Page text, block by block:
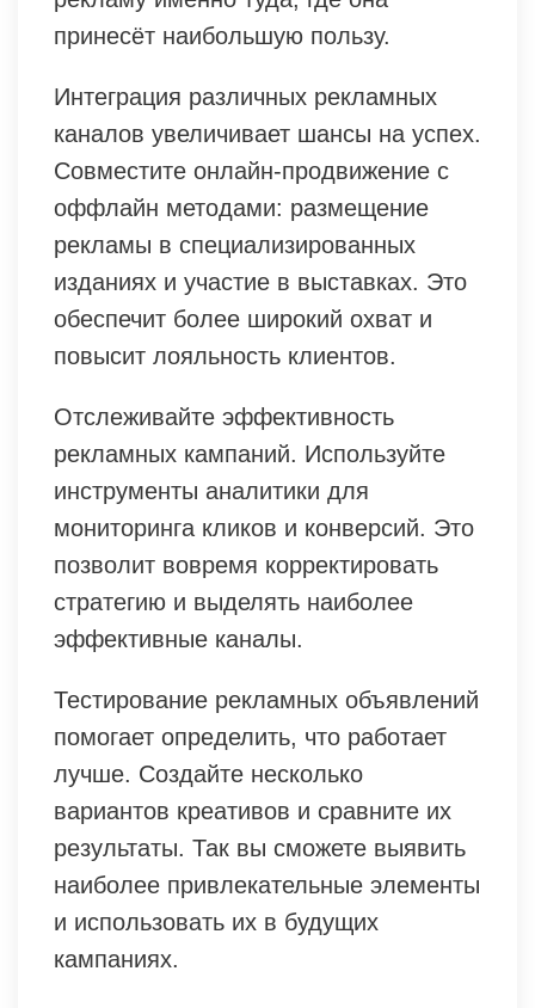
принесёт наибольшую пользу.
Интеграция различных рекламных
каналов увеличивает шансы на успех.
Совместите онлайн-продвижение с
оффлайн методами: размещение
рекламы в специализированных
изданиях и участие в выставках. Это
обеспечит более широкий охват и
повысит лояльность клиентов.
Отслеживайте эффективность
рекламных кампаний. Используйте
инструменты аналитики для
мониторинга кликов и конверсий. Это
позволит вовремя корректировать
стратегию и выделять наиболее
эффективные каналы.
Тестирование рекламных объявлений
помогает определить, что работает
лучше. Создайте несколько
вариантов креативов и сравните их
результаты. Так вы сможете выявить
наиболее привлекательные элементы
и использовать их в будущих
кампаниях.